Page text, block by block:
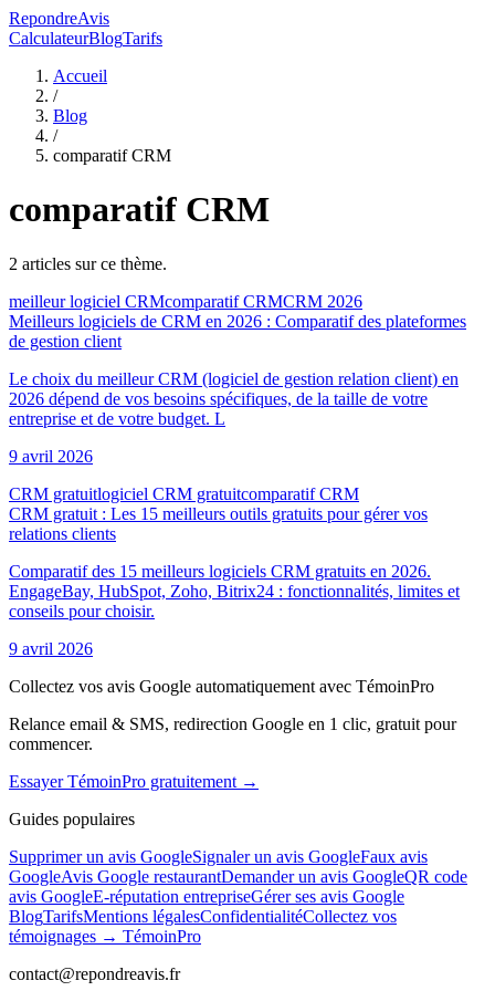
RepondreAvis
CalculateurBlogTarifs
Accueil
/
Blog
/
comparatif CRM
comparatif CRM
2 articles sur ce thème.
meilleur logiciel CRMcomparatif CRMCRM 2026
Meilleurs logiciels de CRM en 2026 : Comparatif des plateformes
de gestion client
Le choix du meilleur CRM (logiciel de gestion relation client) en
2026 dépend de vos besoins spécifiques, de la taille de votre
entreprise et de votre budget. L
9 avril 2026
CRM gratuitlogiciel CRM gratuitcomparatif CRM
CRM gratuit : Les 15 meilleurs outils gratuits pour gérer vos
relations clients
Comparatif des 15 meilleurs logiciels CRM gratuits en 2026.
EngageBay, HubSpot, Zoho, Bitrix24 : fonctionnalités, limites et
conseils pour choisir.
9 avril 2026
Collectez vos avis Google automatiquement avec TémoinPro
Relance email & SMS, redirection Google en 1 clic, gratuit pour
commencer.
Essayer TémoinPro gratuitement →
Guides populaires
Supprimer un avis GoogleSignaler un avis GoogleFaux avis
GoogleAvis Google restaurantDemander un avis GoogleQR code
avis GoogleE-réputation entrepriseGérer ses avis Google
BlogTarifsMentions légalesConfidentialitéCollectez vos
témoignages → TémoinPro
contact@repondreavis.fr